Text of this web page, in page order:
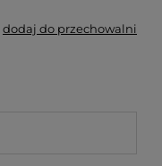
dodaj do przechowalni